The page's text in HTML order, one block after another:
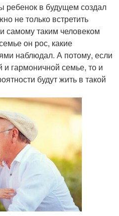
в будущем создал
не только встретить
самому таким человеком
он рос, какие
наблюдал. А потому, если
гармоничной семье, то и
будут жить в такой